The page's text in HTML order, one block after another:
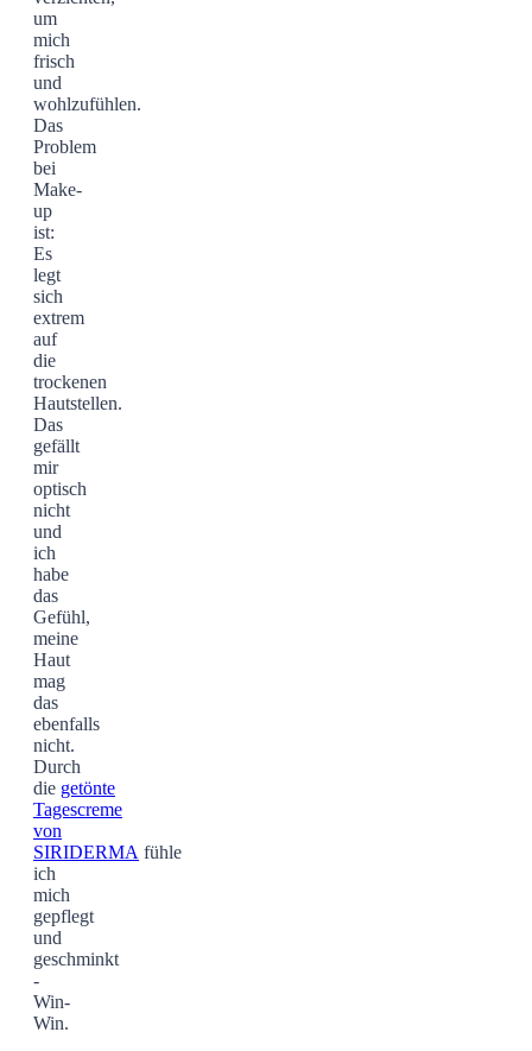
um
mich
frisch
und
wohlzufühlen.
Das
Problem
bei
Make-
up
ist:
Es
legt
sich
extrem
auf
die
trockenen
Hautstellen.
Das
gefällt
mir
optisch
nicht
und
ich
habe
das
Gefühl,
meine
Haut
mag
das
ebenfalls
nicht.
Durch
die getönte
Tagescreme
von
SIRIDERMA fühle
ich
mich
gepflegt
und
geschminkt
-
Win-
Win.